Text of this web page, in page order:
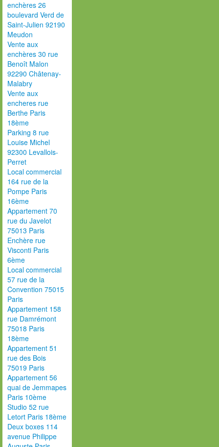
enchères 26
boulevard Verd de
Saint-Julien 92190
Meudon
Vente aux
enchères 30 rue
Benoît Malon
92290 Châtenay-
Malabry
Vente aux
encheres rue
Berthe Paris
18ème
Parking 8 rue
Louise Michel
92300 Levallois-
Perret
Local commercial
164 rue de la
Pompe Paris
16ème
Appartement 70
rue du Javelot
75013 Paris
Enchère rue
Visconti Paris
6ème
Local commercial
57 rue de la
Convention 75015
Paris
Appartement 158
rue Damrémont
75018 Paris
18ème
Appartement 51
rue des Bois
75019 Paris
Appartement 56
quai de Jemmapes
Paris 10ème
Studio 52 rue
Letort Paris 18ème
Deux boxes 114
avenue Philippe